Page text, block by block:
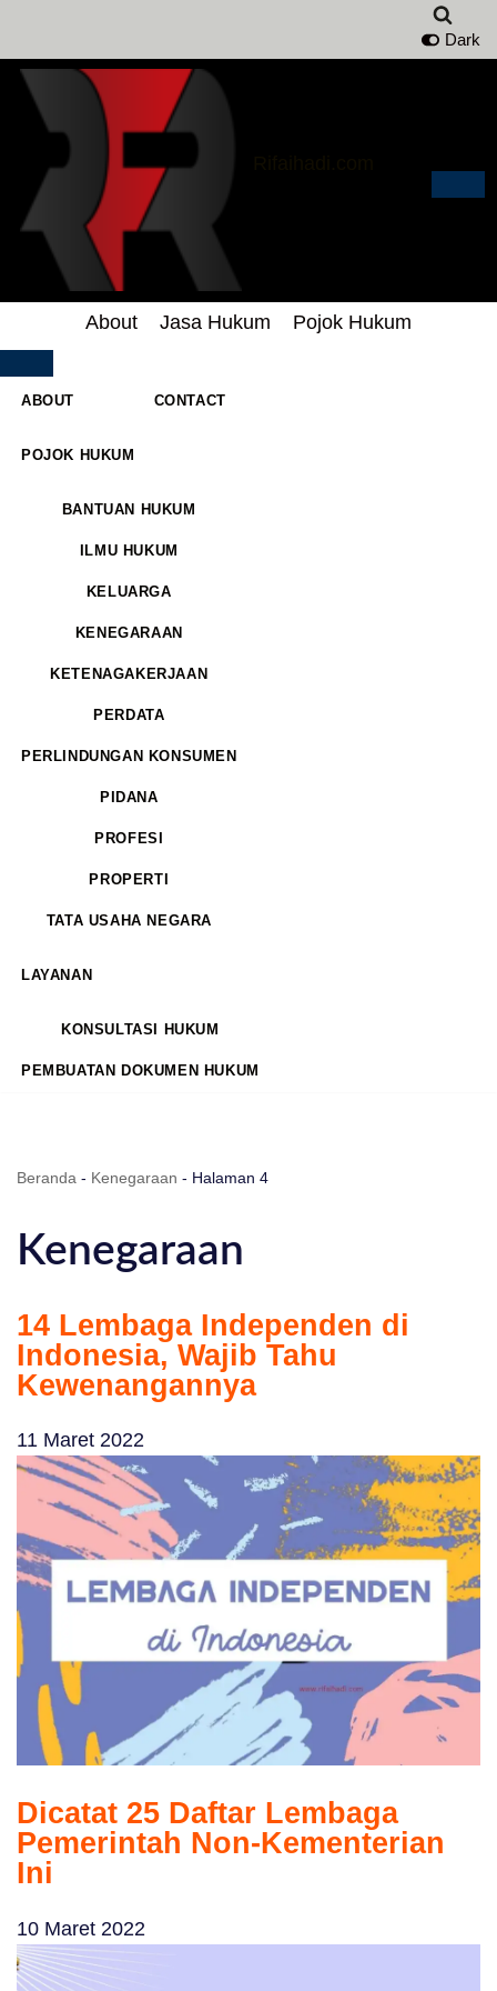
Lompat
ke
konten
Dark
About Jasa Hukum Pojok Hukum
ABOUT CONTACT
POJOK HUKUM
BANTUAN HUKUM
ILMU HUKUM
KELUARGA
KENEGARAAN
KETENAGAKERJAAN
PERDATA
PERLINDUNGAN KONSUMEN
PIDANA
PROFESI
PROPERTI
TATA USAHA NEGARA
LAYANAN
KONSULTASI HUKUM
PEMBUATAN DOKUMEN HUKUM
Beranda - Kenegaraan - Halaman 4
Kenegaraan
14 Lembaga Independen di
Indonesia, Wajib Tahu
Kewenangannya
11 Maret 2022
Dicatat 25 Daftar Lembaga
Pemerintah Non-Kementerian
Ini
10 Maret 2022